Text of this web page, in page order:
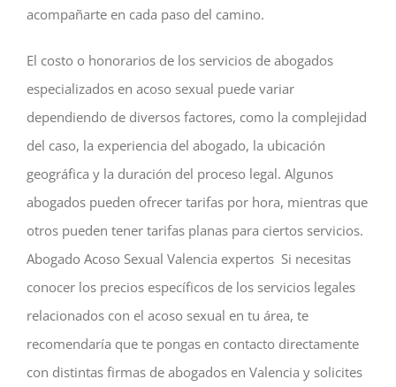
acompañarte en cada paso del camino.
El costo o honorarios de los servicios de abogados
especializados en acoso sexual puede variar
dependiendo de diversos factores, como la complejidad
del caso, la experiencia del abogado, la ubicación
geográfica y la duración del proceso legal. Algunos
abogados pueden ofrecer tarifas por hora, mientras que
otros pueden tener tarifas planas para ciertos servicios.
Abogado Acoso Sexual Valencia expertos Si necesitas
conocer los precios específicos de los servicios legales
relacionados con el acoso sexual en tu área, te
recomendaría que te pongas en contacto directamente
con distintas firmas de abogados en Valencia y solicites